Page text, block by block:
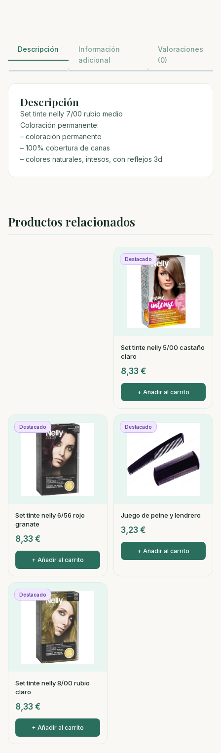
Descripción
Información
adicional
Valoraciones
(0)
Descripción
Set tinte nelly 7/00 rubio medio
Coloración permanente:
– coloración permanente
– 100% cobertura de canas
– colores naturales, intesos, con reflejos 3d.
Productos relacionados
Destacado
Set tinte nelly 5/00 castaño
claro
8,33 €
+ Añadir al carrito
Destacado
Set tinte nelly 6/56 rojo
granate
8,33 €
+ Añadir al carrito
Destacado
Juego de peine y lendrero
3,23 €
+ Añadir al carrito
Destacado
Set tinte nelly 8/00 rubio
claro
8,33 €
+ Añadir al carrito